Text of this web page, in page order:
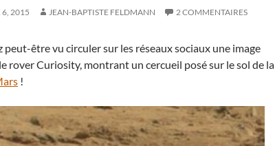
6, 2015 JEAN-BAPTISTE FELDMANN 2 COMMENTAIRES
peut-être vu circuler sur les réseaux sociaux une image
rover Curiosity, montrant un cercueil posé sur le sol de la
!